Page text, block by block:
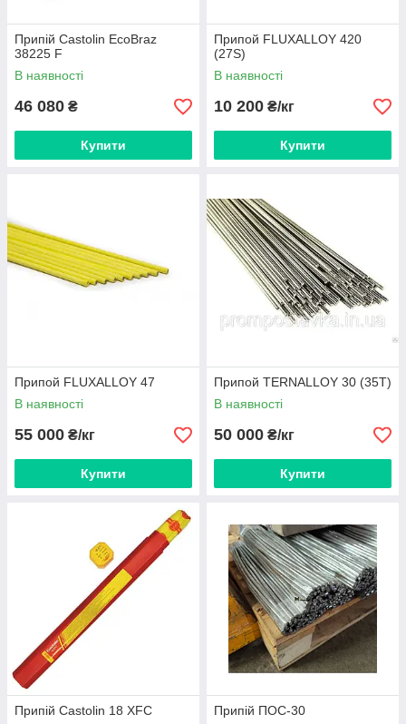
Припій Castolin EcoBraz
38225 F
В наявності
46 080 ₴
Купити
Припой FLUXALLOY 420
(27S)
В наявності
10 200 ₴/кг
Купити
Припой FLUXALLOY 47
В наявності
55 000 ₴/кг
Купити
Припой TERNALLOY 30 (35Т)
В наявності
50 000 ₴/кг
Купити
Припій Castolin 18 XFC
Припій ПОС-30